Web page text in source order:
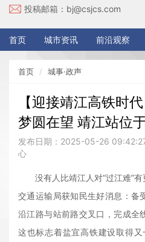
投稿邮箱： bj@csjcs.com
首页 城市资讯 前沿观察
首页 城事·政声
【迎接靖江高铁时
梦圆在望 靖江站位
发布日期：2025-05-26
心
没有人比靖江人对“过江难”
交通运输局获知民生好消息：备
沿江路与站前路交叉口，完成全
这也标志着盐宜高铁建设取得